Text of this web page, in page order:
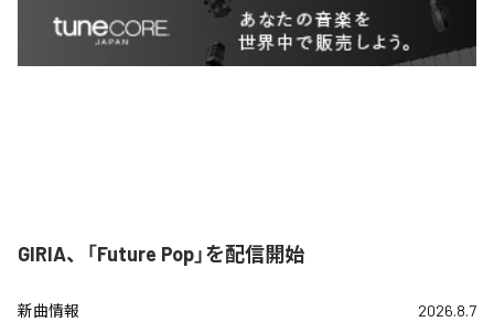
GIRIA、「Future Pop」を配信開始
新曲情報 2026.8.7